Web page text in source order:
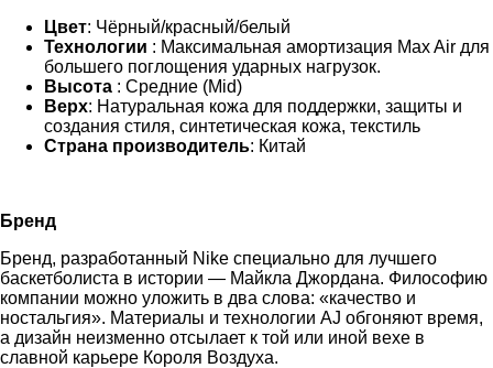
Цвет: Чёрный/красный/белый
Технологии : Максимальная амортизация Max Air для
большего поглощения ударных нагрузок.
Высота : Средние (Mid)
Верх: Натуральная кожа для поддержки, защиты и
создания стиля, синтетическая кожа, текстиль
Страна производитель: Китай
Бренд
Бренд, разработанный Nike специально для лучшего
баскетболиста в истории — Майкла Джордана. Философию
компании можно уложить в два слова: «качество и
ностальгия». Материалы и технологии AJ обгоняют время,
а дизайн неизменно отсылает к той или иной вехе в
славной карьере Короля Воздуха.